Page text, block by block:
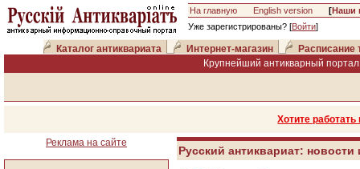
На главную English version [Наши
Уже зарегистрированы? [Войти]
Каталог антиквариата Интернет-магазин
Расписание
Крупнейший антикварный
Хотите
Реклама на сайте
Русский антиквариат: